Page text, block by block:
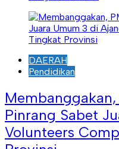
DAERAH
Pendidikan
Pinrang Sabet
Volunteers